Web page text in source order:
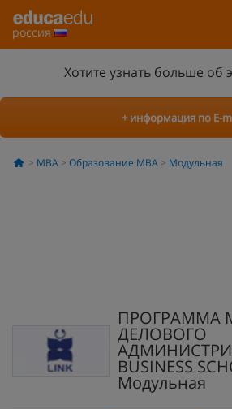
россия
Хотите узнать больше об
+ информация по E-
MBA Образование MBA Модульная
ПРОГРАММА
ДЕЛОВОГО
BUSINESS
Модульная